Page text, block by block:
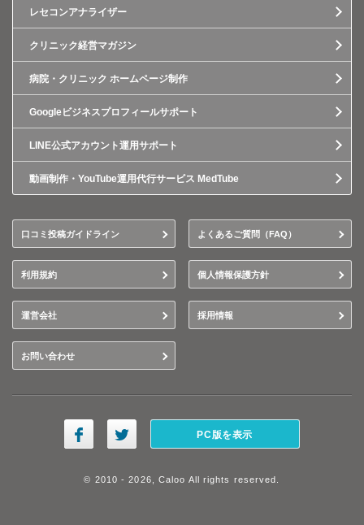
レセコンアナライザー
クリニック経営マガジン
病院・クリニック ホームページ制作
Googleビジネスプロフィールサポート
LINE公式アカウント運用サポート
動画制作・YouTube運用代行サービス MedTube
口コミ投稿ガイドライン よくあるご質問（FAQ）
利用規約 個人情報保護方針
運営会社 採用情報
お問い合わせ
PC版を表示
© 2010 - 2026, Caloo All rights reserved.